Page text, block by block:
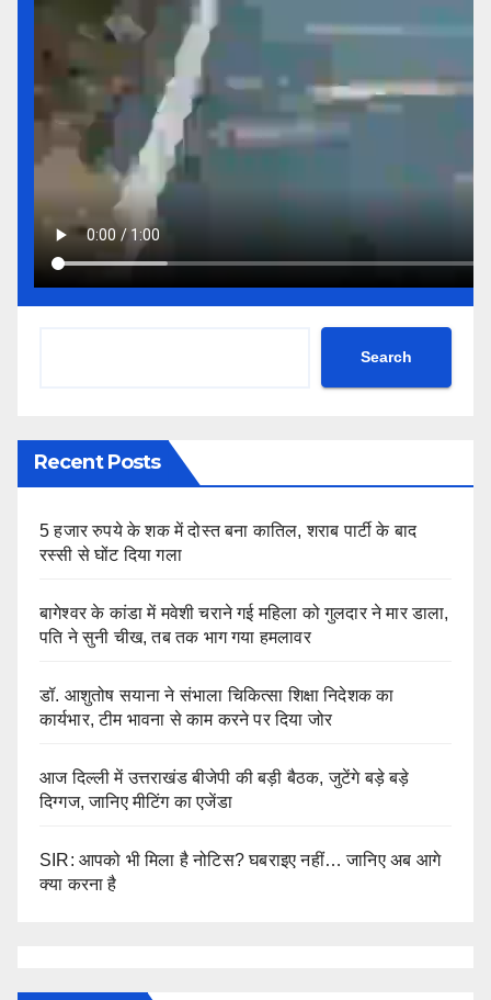
Search
Recent Posts
5 हजार रुपये के शक में दोस्त बना कातिल, शराब पार्टी के बाद
रस्सी से घोंट दिया गला
बागेश्वर के कांडा में मवेशी चराने गई महिला को गुलदार ने मार डाला,
पति ने सुनी चीख, तब तक भाग गया हमलावर
डॉ. आशुतोष सयाना ने संभाला चिकित्सा शिक्षा निदेशक का
कार्यभार, टीम भावना से काम करने पर दिया जोर
आज दिल्ली में उत्तराखंड बीजेपी की बड़ी बैठक, जुटेंगे बड़े बड़े
दिग्गज, जानिए मीटिंग का एजेंडा
SIR: आपको भी मिला है नोटिस? घबराइए नहीं… जानिए अब आगे
क्या करना है